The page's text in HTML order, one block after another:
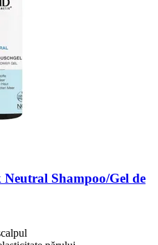
Neutral Shampoo/Gel de